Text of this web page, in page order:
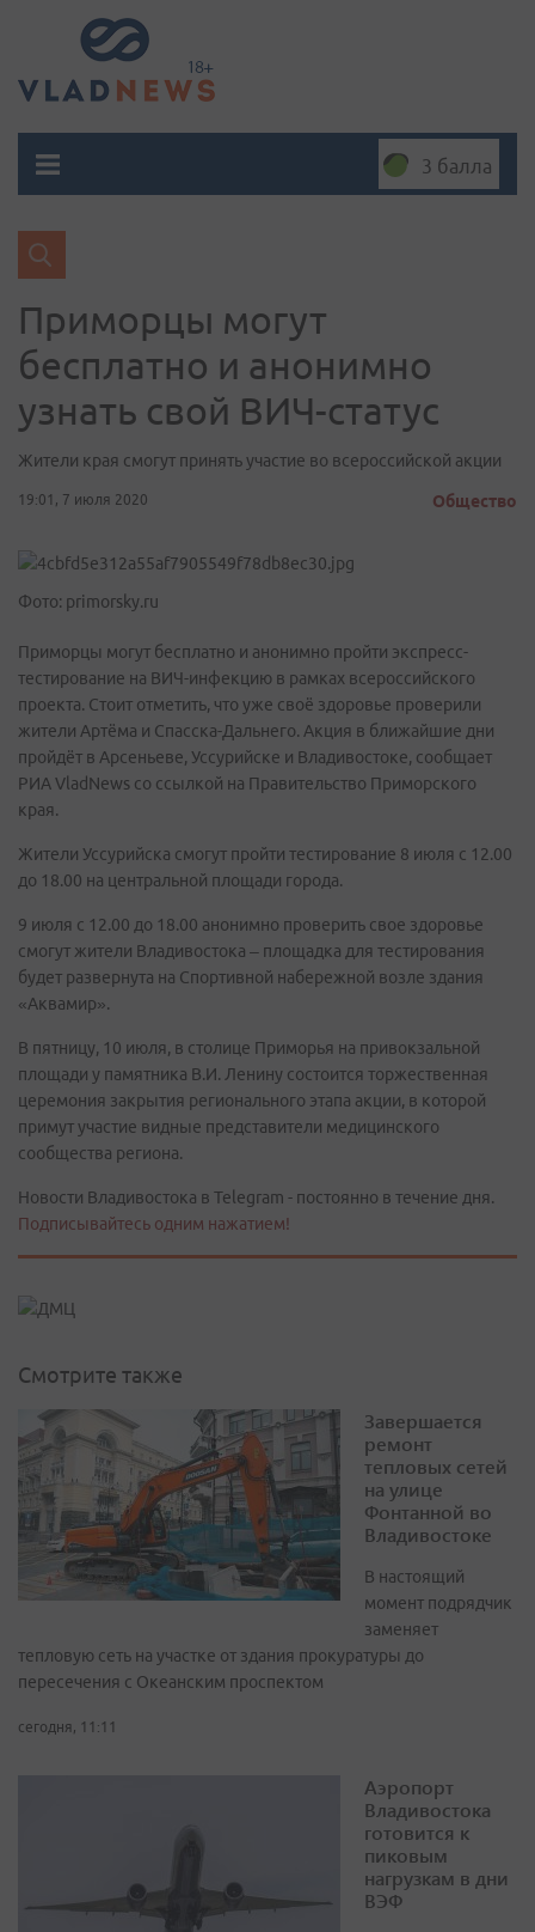
3 балла
Приморцы могут
бесплатно и анонимно
узнать свой ВИЧ-статус
Жители края смогут принять участие во всероссийской акции
19:01, 7 июля 2020 Общество
Фото: primorsky.ru
Приморцы могут бесплатно и анонимно пройти экспресс-
тестирование на ВИЧ-инфекцию в рамках всероссийского
проекта. Стоит отметить, что уже своё здоровье проверили
жители Артёма и Спасска-Дальнего. Акция в ближайшие дни
пройдёт в Арсеньеве, Уссурийске и Владивостоке, сообщает
РИА VladNews со ссылкой на Правительство Приморского
края.
Жители Уссурийска смогут пройти тестирование 8 июля с 12.00
до 18.00 на центральной площади города.
9 июля с 12.00 до 18.00 анонимно проверить свое здоровье
смогут жители Владивостока – площадка для тестирования
будет развернута на Спортивной набережной возле здания
«Аквамир».
В пятницу, 10 июля, в столице Приморья на привокзальной
площади у памятника В.И. Ленину состоится торжественная
церемония закрытия регионального этапа акции, в которой
примут участие видные представители медицинского
сообщества региона.
Новости Владивостока в Telegram - постоянно в течение дня.
Подписывайтесь одним нажатием!
Смотрите также
Завершается
ремонт
тепловых сетей
на улице
Фонтанной во
Владивостоке
В настоящий
момент подрядчик
заменяет
тепловую сеть на участке от здания прокуратуры до
пересечения с Океанским проспектом
сегодня, 11:11
Аэропорт
Владивостока
готовится к
пиковым
нагрузкам в дни
ВЭФ